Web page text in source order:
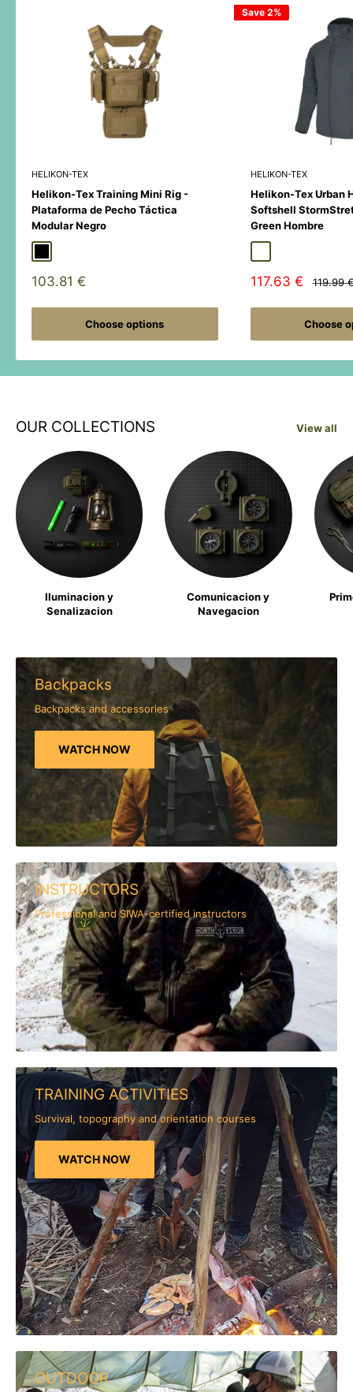
HELIKON-TEX
Helikon-Tex Training Mini Rig -
Plataforma de Pecho Táctica
Modular Negro
Sale
103.81 €
Choose options
Save 2%
HELIKON-TEX
Helikon-Tex Urban
Softshell
Green Hombre
Sale
117.63 €
Regular
119.99
Choose
OUR COLLECTIONS View all
Iluminacion y
Senalizacion
Comunicacion y
Navegacion
Backpacks
Backpacks and accessories
WATCH NOW
INSTRUCTORS
Professional and SIWA-certified instructors
TRAINING ACTIVITIES
Survival, topography and orientation courses
WATCH NOW
OUTDOOR